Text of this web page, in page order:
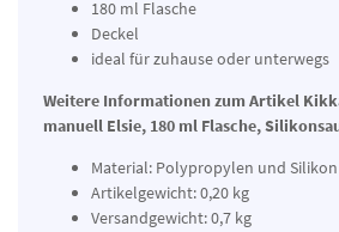
180 ml Flasche
Deckel
ideal für zuhause oder unterwegs
Weitere Informationen zum Artikel
manuell Elsie, 180 ml Flasche,
Material: Polypropylen und Silikon
Artikelgewicht: 0,20 kg
Versandgewicht: 0,7 kg